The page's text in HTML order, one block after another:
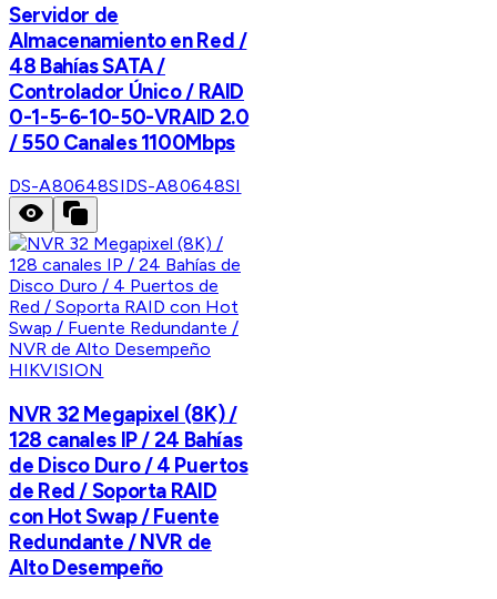
Servidor de
Almacenamiento en Red /
48 Bahías SATA /
Controlador Único / RAID
0-1-5-6-10-50-VRAID 2.0
/ 550 Canales 1100Mbps
DS-A80648SIDS-A80648SI
HIKVISION
NVR 32 Megapixel (8K) /
128 canales IP / 24 Bahías
de Disco Duro / 4 Puertos
de Red / Soporta RAID
con Hot Swap / Fuente
Redundante / NVR de
Alto Desempeño